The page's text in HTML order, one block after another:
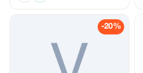
-20%